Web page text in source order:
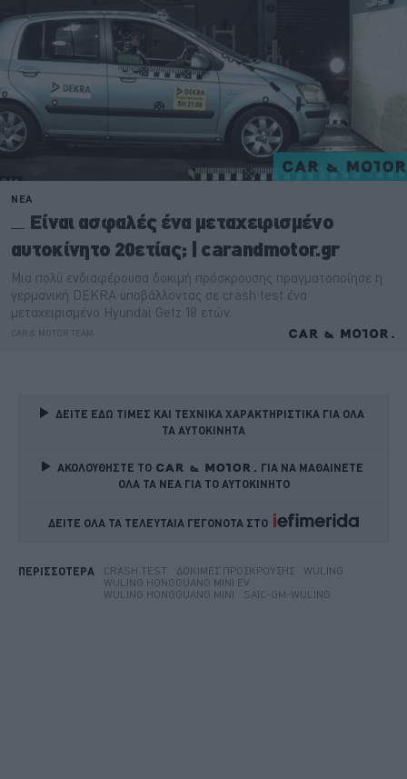
ΔΕΙΤΕ ΕΔΩ ΤΙΜΕΣ ΚΑΙ ΤΕΧΝΙΚΑ ΧΑΡΑΚΤΗΡΙΣΤΙΚΑ ΓΙΑ ΟΛΑ
ΤΑ ΑΥΤΟΚΙΝΗΤΑ
ΑΚΟΛΟΥΘΗΣΤΕ ΤΟ
ΓΙΑ ΝΑ ΜΑΘΑΙΝΕΤΕ
ΟΛΑ ΤΑ ΝΕΑ ΓΙΑ ΤΟ ΑΥΤΟΚΙΝΗΤΟ
ΔΕΙΤΕ ΟΛΑ ΤΑ ΤΕΛΕΥΤΑΙΑ ΓΕΓΟΝΟΤΑ ΣΤΟ
ΠΕΡΙΣΣΟΤΕΡΑ CRASH TEST ΔΟΚΙΜΈΣ ΠΡΌΣΚΡΟΥΣΗΣ
WULING
WULING HONGGUANG MINI EV
WULING HONGGUANG MINI
SAIC-GM-WULING